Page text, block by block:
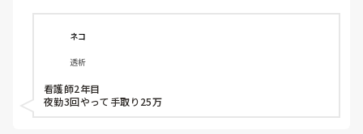
ネコ
透析
看護師2年目
夜勤3回やって手取り25万